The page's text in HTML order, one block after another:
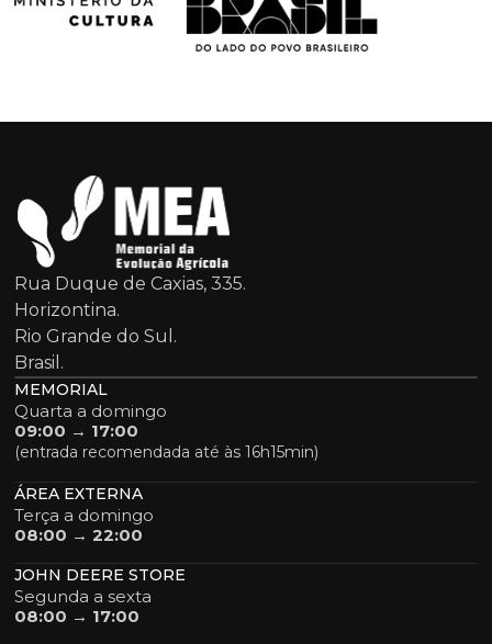
Rua Duque de Caxias, 335.
Horizontina.
Rio Grande do Sul.
Brasil.
MEMORIAL
Quarta a domingo
09:00 → 17:00
(entrada recomendada até às 16h15min)
ÁREA EXTERNA
Terça a domingo
08:00 → 22:00
JOHN DEERE STORE
Segunda a sexta
08:00 → 17:00